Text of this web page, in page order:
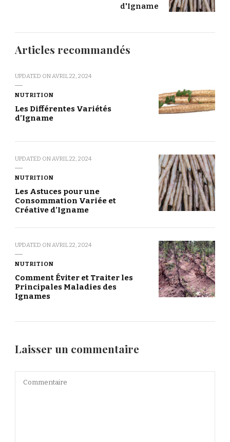
d'Igname
Articles recommandés
UPDATED ON AVRIL 22, 2024
NUTRITION
Les Différentes Variétés
d’Igname
UPDATED ON AVRIL 22, 2024
NUTRITION
Les Astuces pour une
Consommation Variée et
Créative d’Igname
UPDATED ON AVRIL 22, 2024
NUTRITION
Comment Éviter et Traiter les
Principales Maladies des
Ignames
Laisser un commentaire